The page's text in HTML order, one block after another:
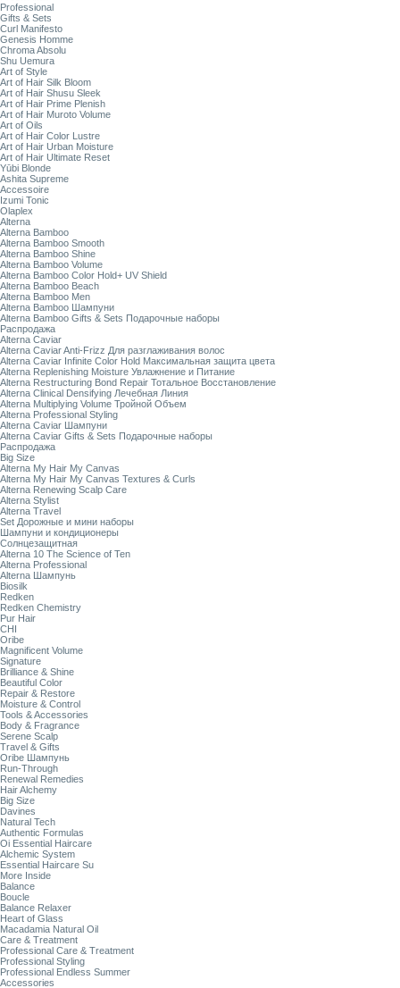
Professional
Gifts & Sets
Curl Manifesto
Genesis Homme
Chroma Absolu
Shu Uemura
Art of Style
Art of Hair Silk Bloom
Art of Hair Shusu Sleek
Art of Hair Prime Plenish
Art of Hair Muroto Volume
Art of Oils
Art of Hair Color Lustre
Art of Hair Urban Moisture
Art of Hair Ultimate Reset
Yūbi Blonde
Ashita Supreme
Accessoire
Izumi Tonic
Olaplex
Alterna
Alterna Bamboo
Alterna Bamboo Smooth
Alterna Bamboo Shine
Alterna Bamboo Volume
Alterna Bamboo Color Hold+ UV Shield
Alterna Bamboo Beach
Alterna Bamboo Men
Alterna Bamboo Шампуни
Alterna Bamboo Gifts & Sets Подарочные наборы
Распродажа
Alterna Caviar
Alterna Caviar Anti-Frizz Для разглаживания волос
Alterna Caviar Infinite Color Hold Максимальная защита цвета
Alterna Replenishing Moisture Увлажнение и Питание
Alterna Restructuring Bond Repair Тотальное Восстановление
Alterna Clinical Densifying Лечебная Линия
Alterna Multiplying Volume Тройной Объем
Alterna Professional Styling
Alterna Caviar Шампуни
Alterna Caviar Gifts & Sets Подарочные наборы
Распродажа
Big Size
Alterna My Hair My Canvas
Alterna My Hair My Canvas Textures & Curls
Alterna Renewing Scalp Care
Alterna Stylist
Alterna Travel
Set Дорожные и мини наборы
Шампуни и кондиционеры
Солнцезащитная
Alterna 10 The Science of Ten
Alterna Professional
Alterna Шампунь
Biosilk
Redken
Redken Chemistry
Pur Hair
CHI
Oribe
Magnificent Volume
Signature
Brilliance & Shine
Beautiful Color
Repair & Restore
Moisture & Control
Tools & Accessories
Body & Fragrance
Serene Scalp
Travel & Gifts
Oribe Шампунь
Run-Through
Renewal Remedies
Hair Alchemy
Big Size
Davines
Natural Tech
Authentic Formulas
Oi Essential Haircare
Alchemic System
Essential Haircare Su
More Inside
Balance
Boucle
Balance Relaxer
Heart of Glass
Macadamia Natural Oil
Care & Treatment
Professional Care & Treatment
Professional Styling
Professional Endless Summer
Accessories